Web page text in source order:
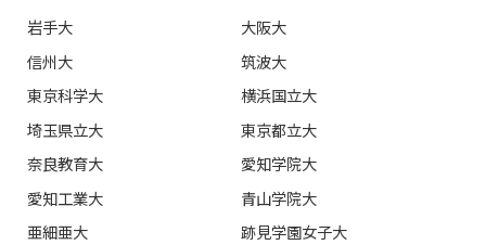
無料で受験相談してみたい
岩手大
大阪大
信州大
筑波大
東京科学大
横浜国立大
埼玉県立大
東京都立大
奈良教育大
愛知学院大
愛知工業大
青山学院大
亜細亜大
跡見学園女子大